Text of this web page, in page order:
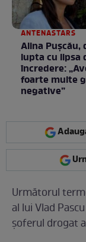
ANTENASTARS
Alina Pușcău,
lupta cu lipsa
încredere:
foarte multe
negative”
Următorul
al lui Vlad
șoferul drogat